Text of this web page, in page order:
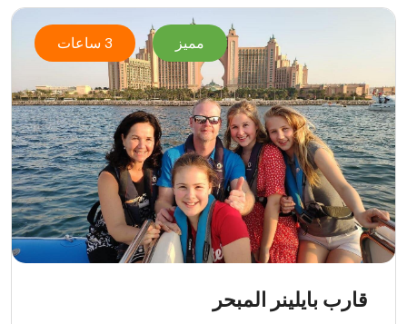
مميز 3 ساعات
قارب بايلينر المبحر